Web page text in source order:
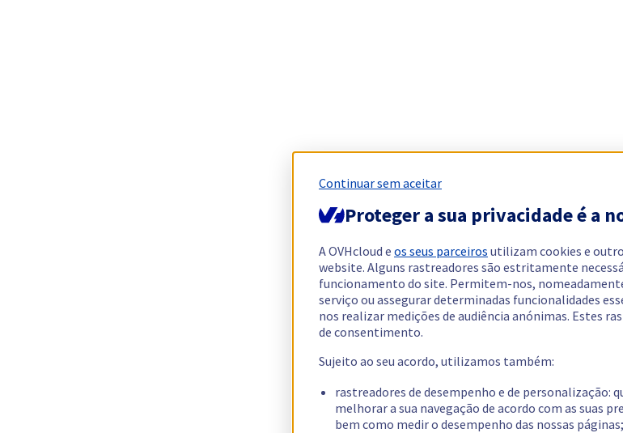
Continuar sem aceitar
Proteger a sua privacidade é a
A OVHcloud e os seus parceiros utilizam cookies e
website. Alguns rastreadores são estritamente
funcionamento do site. Permitem-nos,
serviço ou assegurar determinadas funcionalidades
nos realizar medições de audiência anónimas. Estes
de consentimento.
Sujeito ao seu acordo, utilizamos também:
rastreadores de desempenho e de personalização:
melhorar a sua navegação de acordo com as suas
bem como medir o desempenho das nossas páginas;